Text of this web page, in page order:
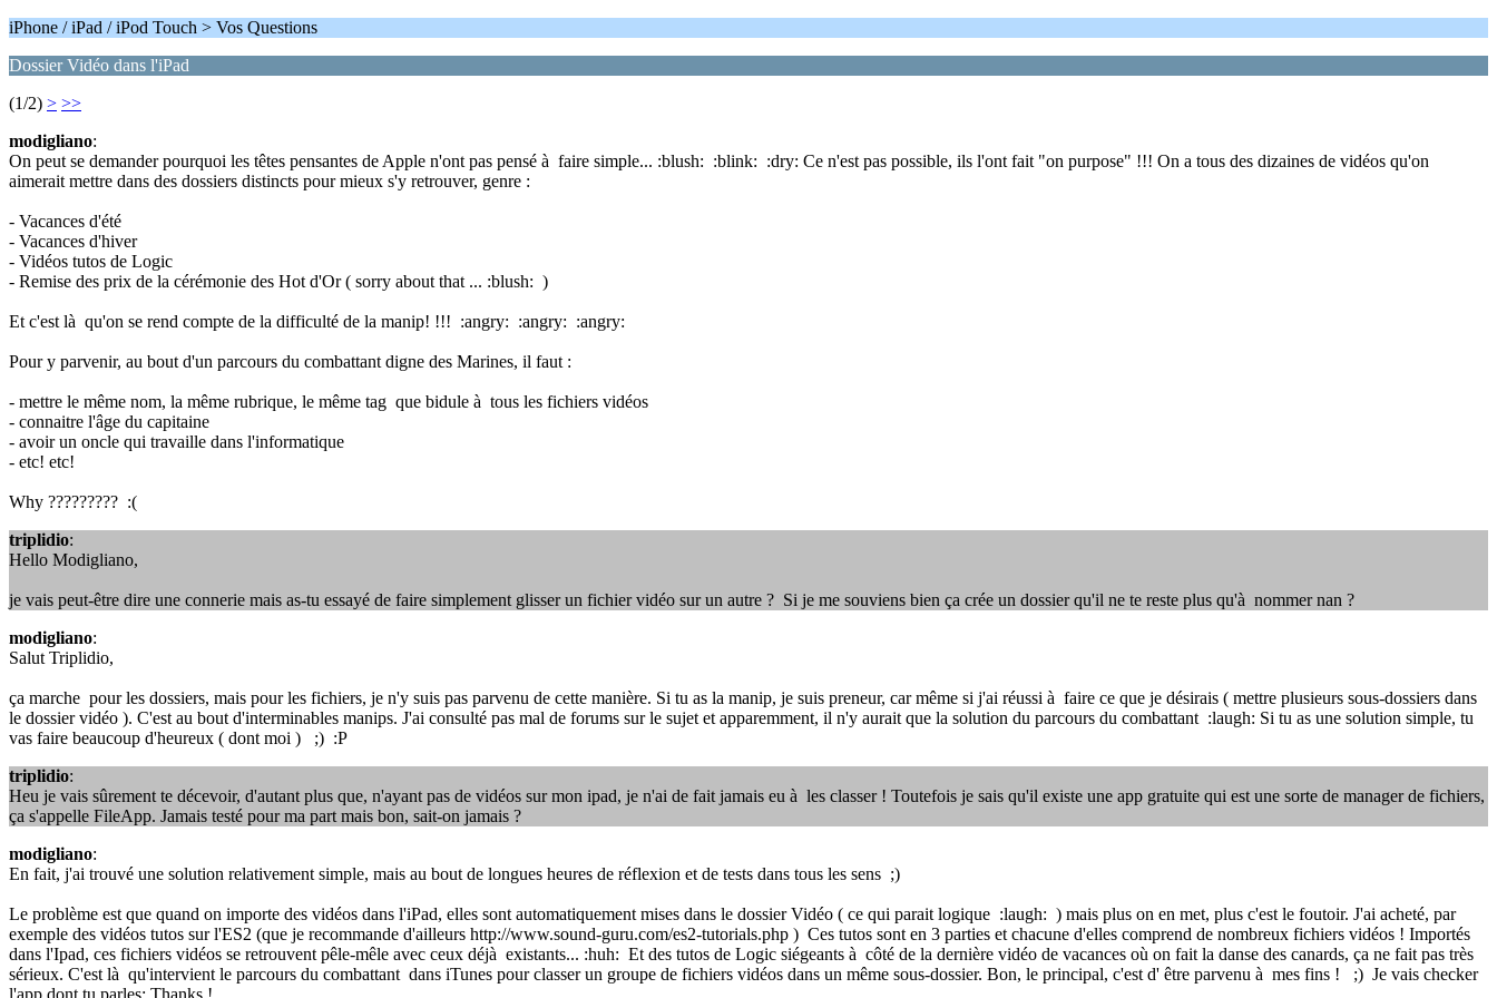
iPhone / iPad / iPod Touch > Vos Questions
Dossier Vidéo dans l'iPad
(1/2) > >>
modigliano:
On peut se demander pourquoi les têtes pensantes de Apple n'ont pas pensé à faire simple... :blush: :blink: :dry: Ce n'est pas possible, ils l'ont fait "on purpose" !!! On a tous des dizaines de vidéos qu'on
aimerait mettre dans des dossiers distincts pour mieux s'y retrouver, genre :
- Vacances d'été
- Vacances d'hiver
- Vidéos tutos de Logic
- Remise des prix de la cérémonie des Hot d'Or ( sorry about that ... :blush: )
Et c'est là qu'on se rend compte de la difficulté de la manip! !!! :angry: :angry: :angry:
Pour y parvenir, au bout d'un parcours du combattant digne des Marines, il faut :
- mettre le même nom, la même rubrique, le même tag que bidule à tous les fichiers vidéos
- connaitre l'âge du capitaine
- avoir un oncle qui travaille dans l'informatique
- etc! etc!
Why ????????? :(
triplidio:
Hello Modigliano,
je vais peut-être dire une connerie mais as-tu essayé de faire simplement glisser un fichier vidéo sur un autre ? Si je me souviens bien ça crée un dossier qu'il ne te reste plus qu'à nommer nan ?
modigliano:
Salut Triplidio,
ça marche pour les dossiers, mais pour les fichiers, je n'y suis pas parvenu de cette manière. Si tu as la manip, je suis preneur, car même si j'ai réussi à faire ce que je désirais ( mettre plusieurs sous-dossiers dans
le dossier vidéo ). C'est au bout d'interminables manips. J'ai consulté pas mal de forums sur le sujet et apparemment, il n'y aurait que la solution du parcours du combattant :laugh: Si tu as une solution simple, tu
vas faire beaucoup d'heureux ( dont moi ) ;) :P
triplidio:
Heu je vais sûrement te décevoir, d'autant plus que, n'ayant pas de vidéos sur mon ipad, je n'ai de fait jamais eu à les classer ! Toutefois je sais qu'il existe une app gratuite qui est une sorte de manager de fichiers,
ça s'appelle FileApp. Jamais testé pour ma part mais bon, sait-on jamais ?
modigliano:
En fait, j'ai trouvé une solution relativement simple, mais au bout de longues heures de réflexion et de tests dans tous les sens ;)
Le problème est que quand on importe des vidéos dans l'iPad, elles sont automatiquement mises dans le dossier Vidéo ( ce qui parait logique :laugh: ) mais plus on en met, plus c'est le foutoir. J'ai acheté, par
exemple des vidéos tutos sur l'ES2 (que je recommande d'ailleurs http://www.sound-guru.com/es2-tutorials.php ) Ces tutos sont en 3 parties et chacune d'elles comprend de nombreux fichiers vidéos ! Importés
dans l'Ipad, ces fichiers vidéos se retrouvent pêle-mêle avec ceux déjà existants... :huh: Et des tutos de Logic siégeants à côté de la dernière vidéo de vacances où on fait la danse des canards, ça ne fait pas très
sérieux. C'est là qu'intervient le parcours du combattant dans iTunes pour classer un groupe de fichiers vidéos dans un même sous-dossier. Bon, le principal, c'est d' être parvenu à mes fins ! ;) Je vais checker
l'app dont tu parles; Thanks !